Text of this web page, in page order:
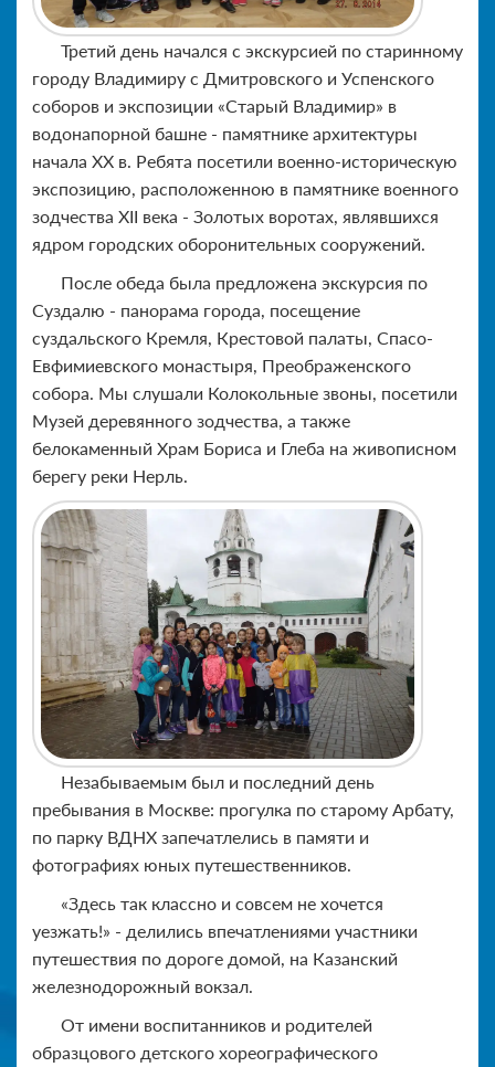
Третий день начался с экскурсией по старинному
городу Владимиру с Дмитровского и Успенского
соборов и экспозиции «Старый Владимир» в
водонапорной башне - памятнике архитектуры
начала XX в. Ребята посетили военно-историческую
экспозицию, расположенною в памятнике военного
зодчества XII века - Золотых воротах, являвшихся
ядром городских оборонительных сооружений.
После обеда была предложена экскурсия по
Суздалю - панорама города, посещение
суздальского Кремля, Крестовой палаты, Спасо-
Евфимиевского монастыря, Преображенского
собора. Мы слушали Колокольные звоны, посетили
Музей деревянного зодчества, а также
белокаменный Храм Бориса и Глеба на живописном
берегу реки Нерль.
Незабываемым был и последний день
пребывания в Москве: прогулка по старому Арбату,
по парку ВДНХ запечатлелись в памяти и
фотографиях юных путешественников.
«Здесь так классно и совсем не хочется
уезжать!» - делились впечатлениями участники
путешествия по дороге домой, на Казанский
железнодорожный вокзал.
От имени воспитанников и родителей
образцового детского хореографического